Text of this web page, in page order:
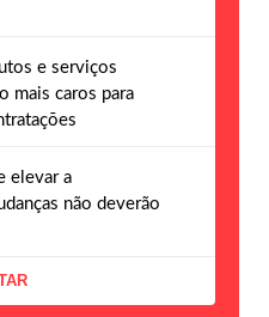
e serviços
mais caros para
elevar a
não deverão